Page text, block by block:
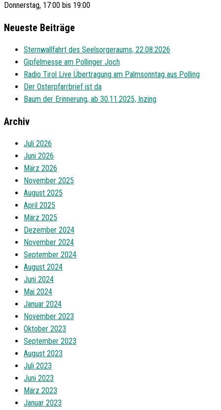
Donnerstag, 17:00 bis 19:00
Neueste Beiträge
Sternwallfahrt des Seelsorgeraums, 22.08.2026
Gipfelmesse am Pollinger Joch
Radio Tirol Live Übertragung am Palmsonntag aus Polling
Der Osterpfarrbrief ist da
Baum der Erinnerung, ab 30.11.2025, Inzing
Archiv
Juli 2026
Juni 2026
März 2026
November 2025
August 2025
April 2025
März 2025
Dezember 2024
November 2024
September 2024
August 2024
Juni 2024
Mai 2024
Januar 2024
November 2023
Oktober 2023
September 2023
August 2023
Juli 2023
Juni 2023
März 2023
Januar 2023